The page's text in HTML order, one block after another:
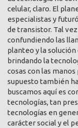
celular, claro. El
especialistas y
de transistor. Tal
confundiendo las
planteo y la
brindando la
cosas con las
supuesto también
buscamos aquí es
tecnologías, tan
tecnologías en
carácter social y el